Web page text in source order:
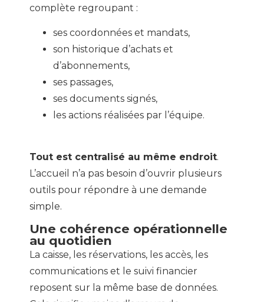
complète regroupant :
ses coordonnées et mandats,
son historique d’achats et
d’abonnements,
ses passages,
ses documents signés,
les actions réalisées par l’équipe.
Tout est centralisé au même endroit.
L’accueil n’a pas besoin d’ouvrir plusieurs
outils pour répondre à une demande
simple.
Une cohérence opérationnelle
au quotidien
La caisse, les réservations, les accès, les
communications et le suivi financier
reposent sur la même base de données.